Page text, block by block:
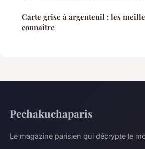
Carte grise à argenteuil : les
connaître
Pechakuchaparis
Le magazine parisien qui décrypte le